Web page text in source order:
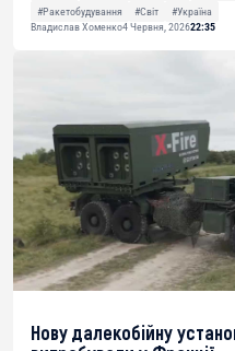
#Ракетобудування
#Світ
#Україна
Владислав Хоменко4 Червня, 202622:35
Нову далекобійну